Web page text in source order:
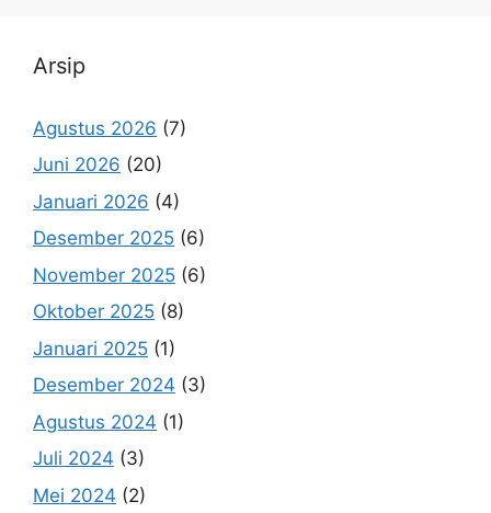
Arsip
Agustus 2026 (7)
Juni 2026 (20)
Januari 2026 (4)
Desember 2025 (6)
November 2025 (6)
Oktober 2025 (8)
Januari 2025 (1)
Desember 2024 (3)
Agustus 2024 (1)
Juli 2024 (3)
Mei 2024 (2)